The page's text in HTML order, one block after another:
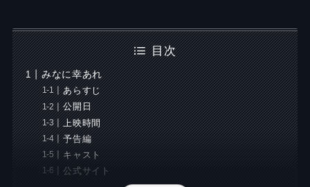
目次
みなに幸あれ
あらすじ
公開日
上映時間
予告編
キャスト
公式サイト